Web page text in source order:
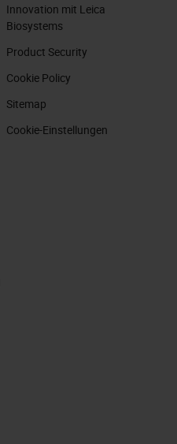
Innovation mit Leica
Biosystems
Product Security
Cookie Policy
Sitemap
Cookie-Einstellungen